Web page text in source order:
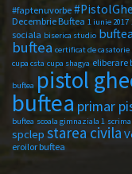
#faptenuvorbe
Decembrie Buftea 1 iunie 2017
sociala biserica studio buftea
buftea certificat de casatorie
cupa csta cupa shagya eliberare
buftea pistol
buftea primar
buftea scoala gimnaziala 1
spclep starea civila
eroilor buftea